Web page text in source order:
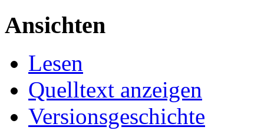
Ansichten
Lesen
Quelltext anzeigen
Versionsgeschichte